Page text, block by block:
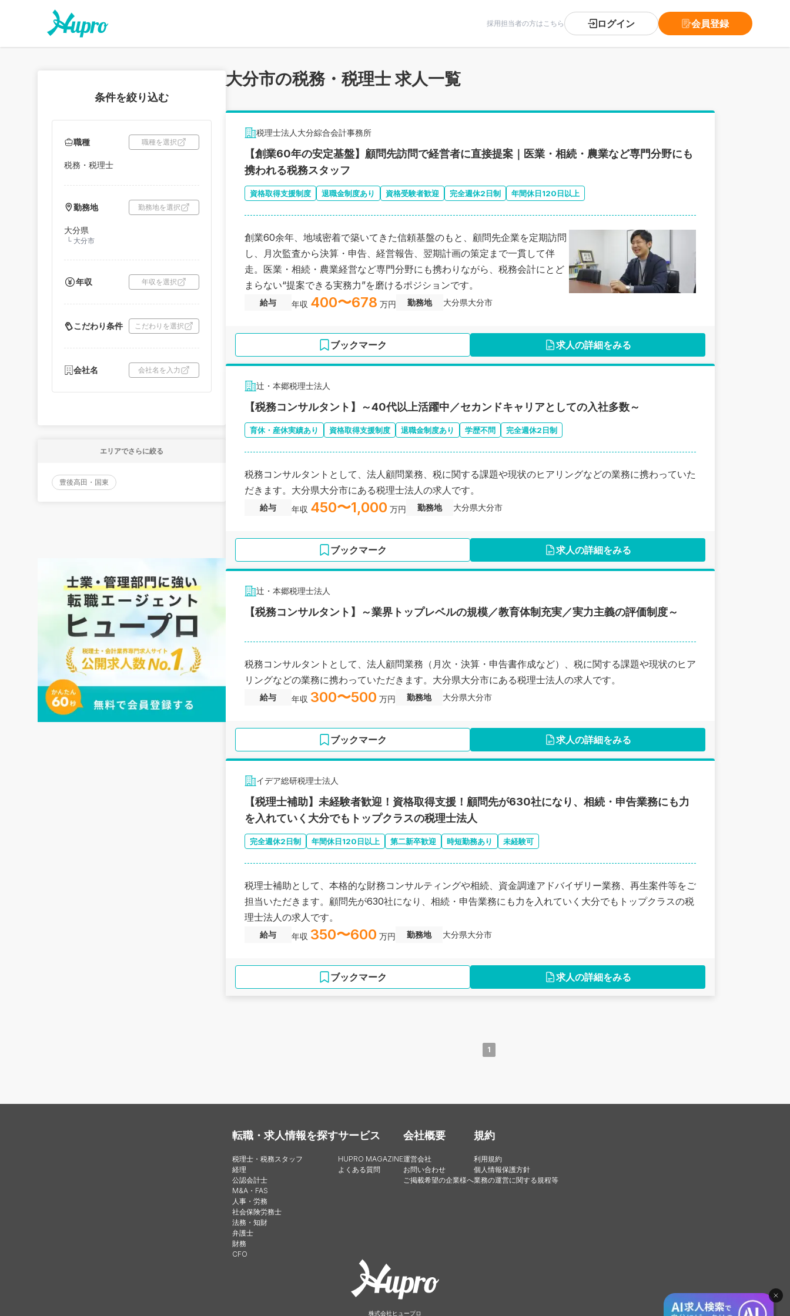
採用担当者の方はこちら ログイン 会員登録
条件を絞り込む
職種 職種を選択
税務・税理士
勤務地 勤務地を選択
大分県
└ 大分市
年収 年収を選択
こだわり条件 こだわりを選択
会社名 会社名を入力
エリアでさらに絞る
豊後高田・国東
大分市の税務・税理士 求人一覧
税理士法人大分綜合会計事務所
【創業60年の安定基盤】顧問先訪問で経営者に直接提案｜医業・相続・農業など専門分野にも
携われる税務スタッフ
資格取得支援制度 退職金制度あり 資格受験者歓迎 完全週休2日制 年間休日120日以上
創業60余年、地域密着で築いてきた信頼基盤のもと、顧問先企業を定期訪問
し、月次監査から決算・申告、経営報告、翌期計画の策定まで一貫して伴
走。医業・相続・農業経営など専門分野にも携わりながら、税務会計にとど
まらない“提案できる実務力”を磨けるポジションです。
給与 年収 400〜678 万円 勤務地 大分県大分市
ブックマーク 求人の詳細をみる
辻・本郷税理士法人
【税務コンサルタント】～40代以上活躍中／セカンドキャリアとしての入社多数～
育休・産休実績あり 資格取得支援制度 退職金制度あり 学歴不問 完全週休2日制
税務コンサルタントとして、法人顧問業務、税に関する課題や現状のヒアリングなどの業務に携わっていた
だきます。大分県大分市にある税理士法人の求人です。
給与 年収 450〜1,000 万円 勤務地 大分県大分市
ブックマーク 求人の詳細をみる
辻・本郷税理士法人
【税務コンサルタント】～業界トップレベルの規模／教育体制充実／実力主義の評価制度～
税務コンサルタントとして、法人顧問業務（月次・決算・申告書作成など）、税に関する課題や現状のヒア
リングなどの業務に携わっていただきます。大分県大分市にある税理士法人の求人です。
給与 年収 300〜500 万円 勤務地 大分県大分市
ブックマーク 求人の詳細をみる
イデア総研税理士法人
【税理士補助】未経験者歓迎！資格取得支援！顧問先が630社になり、相続・申告業務にも力
を入れていく大分でもトップクラスの税理士法人
完全週休2日制 年間休日120日以上 第二新卒歓迎 時短勤務あり 未経験可
税理士補助として、本格的な財務コンサルティングや相続、資金調達アドバイザリー業務、再生案件等をご
担当いただきます。顧問先が630社になり、相続・申告業務にも力を入れていく大分でもトップクラスの税
理士法人の求人です。
給与 年収 350〜600 万円 勤務地 大分県大分市
ブックマーク 求人の詳細をみる
1
転職・求人情報を探す
税理士・税務スタッフ
経理
公認会計士
M&A・FAS
人事・労務
社会保険労務士
法務・知財
弁護士
財務
CFO
サービス
HUPRO MAGAZINE
よくある質問
会社概要
運営会社
お問い合わせ
ご掲載希望の企業様へ
規約
利用規約
個人情報保護方針
業務の運営に関する規程等
株式会社ヒュープロ